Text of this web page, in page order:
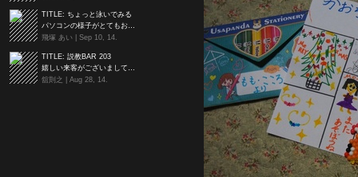
TITLE: ちょっと泳いでみる
パソコンの様子がとてもお…
飛塚 あい | Sep 10, 14.
TITLE: 説教BAR 203
嬉しい来客がございまして…
舘則之 | Aug 28, 14.